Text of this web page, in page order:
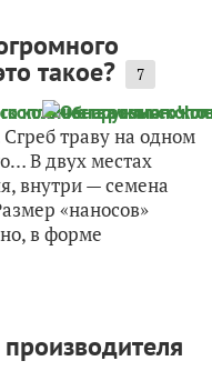
такое? 7
траву на одном
В двух местах
внутри — семена
«наносов»
в форме